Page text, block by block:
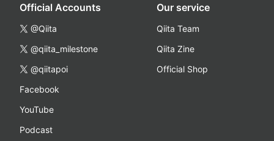
Official Accounts
@Qiita
@qiita_milestone
@qiitapoi
Facebook
YouTube
Podcast
Our service
Qiita Team
Qiita Zine
Official Shop